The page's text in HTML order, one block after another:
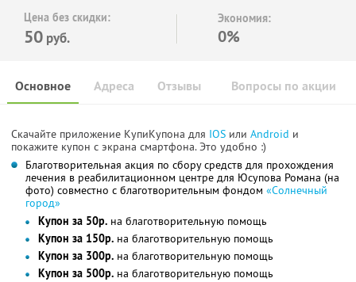
Цена без скидки:
50 руб.
Экономия:
0%
Основное Отзывы Вопросы по акции
Адреса
Скачайте приложение КупиКупона для IOS или Android и
покажите купон с экрана смартфона. Это удобно :)
Благотворительная акция по сбору средств для прохождения
лечения в реабилитационном центре для Юсупова Романа (на
фото) совместно с благотворительным фондом «Солнечный
город»
Купон за 50р. на благотворительную помощь
Купон за 150р. на благотворительную помощь
Купон за 300р. на благотворительную помощь
Купон за 500р. на благотворительную помощь